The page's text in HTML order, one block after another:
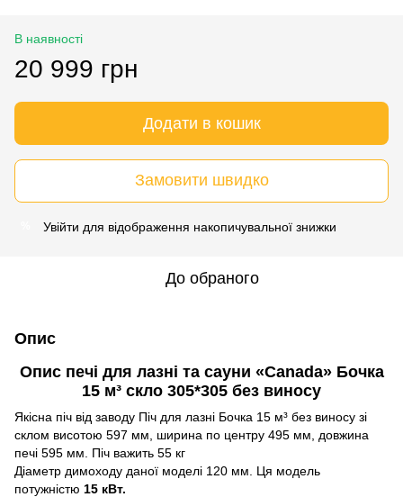
В наявності
20 999 грн
Додати в кошик
Замовити швидко
Увійти для відображення накопичувальної знижки
До обраного
Опис
Опис печі для лазні та сауни «Canada» Бочка
15 м³ скло 305*305 без виносу
Якісна піч від заводу Піч для лазні Бочка 15 м³ без виносу зі
склом висотою 597 мм, ширина по центру 495 мм, довжина
печі 595 мм. Піч важить 55 кг
Діаметр димоходу даної моделі 120 мм. Ця модель
потужністю 15 кВт.